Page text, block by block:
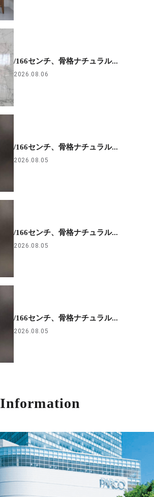
/166センチ、骨格ナチュラル...
2026.08.06
/166センチ、骨格ナチュラル...
2026.08.05
/166センチ、骨格ナチュラル...
2026.08.05
/166センチ、骨格ナチュラル...
2026.08.05
Information